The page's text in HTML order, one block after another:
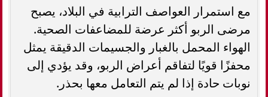
مع استمرار العواصف الترابية في البلاد، يصبح
مرضى الربو أكثر عرضة للمضاعفات الصحية.
الهواء المحمل بالغبار والجسيمات الدقيقة يمثل
محفزًا قويًا لتفاقم أعراض الربو، وقد يؤدي إلى
نوبات حادة إذا لم يتم التعامل معها بحذر.